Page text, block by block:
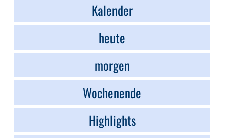
Kalender
heute
morgen
Wochenende
Highlights